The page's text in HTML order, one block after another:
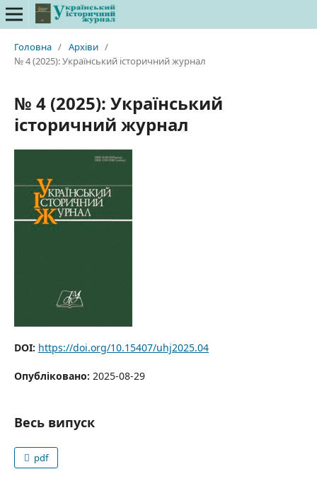
Головна / Архіви /
№ 4 (2025): Український історичний журнал
№ 4 (2025): Український
історичний журнал
DOI: https://doi.org/10.15407/uhj2025.04
Опубліковано: 2025-08-29
Весь випуск
pdf